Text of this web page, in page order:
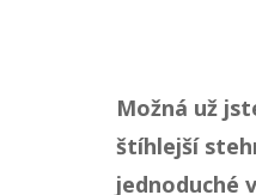
Možná už
štíhlejší
jednoduché